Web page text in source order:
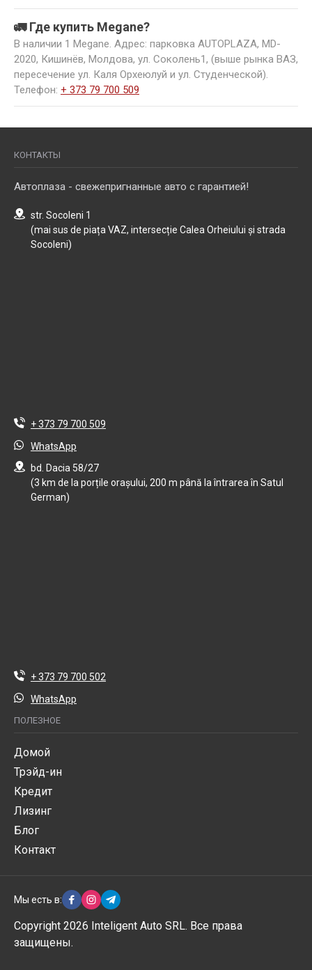
🚛 Где купить Megane?
В наличии 1 Megane. Адрес: парковка AUTOPLAZA, MD-
2020, Кишинёв, Молдова, ул. Соколень1, (выше рынка ВАЗ,
пересечение ул. Каля Орхеюлуй и ул. Студенческой).
Телефон: + 373 79 700 509
КОНТАКТЫ
Автоплаза - свежепригнанные авто с гарантией!
str. Socoleni 1
(mai sus de piața VAZ, intersecție Calea Orheiului și strada
Socoleni)
+ 373 79 700 509
WhatsApp
bd. Dacia 58/27
(3 km de la porțile orașului, 200 m până la întrarea în Satul
German)
+ 373 79 700 502
WhatsApp
ПОЛЕЗНОЕ
Домой
Трэйд-ин
Кредит
Лизинг
Блог
Контакт
Мы есть в:
Copyright 2026 Inteligent Auto SRL. Все права
защищены.